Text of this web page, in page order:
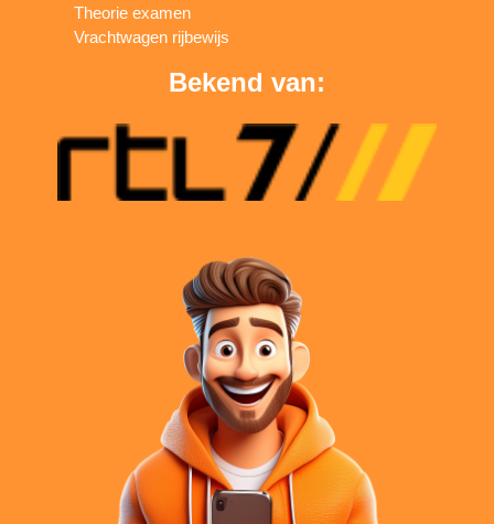
Theorie examen
Vrachtwagen rijbewijs
Bekend van: